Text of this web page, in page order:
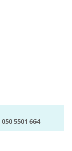
050 5501 664